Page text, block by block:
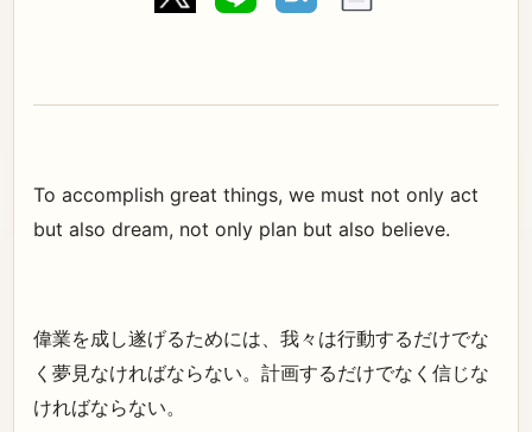
To accomplish great things, we must not only act
but also dream, not only plan but also believe.
偉業を成し遂げるためには、我々は行動するだけでな
く夢見なければならない。計画するだけでなく信じな
ければならない。